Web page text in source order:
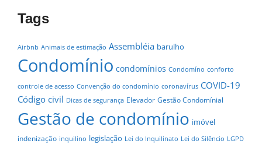
Tags
Airbnb Animais de estimação Assembléia barulho
Condomínio condomínios Condomíno conforto
controle de acesso Convenção do condomínio coronavírus COVID-19
Código civil Dicas de segurança Elevador Gestão Condomínial
Gestão de condomínio imóvel
indenização inquilino legislação Lei do Inquilinato Lei do Silêncio LGPD